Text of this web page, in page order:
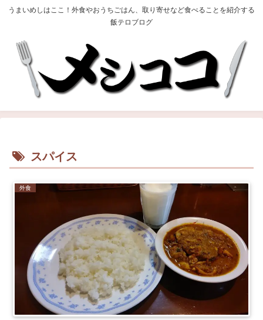
うまいめしはここ！外食やおうちごはん、取り寄せなど食べることを紹介する
飯テロブログ
スパイス
外食